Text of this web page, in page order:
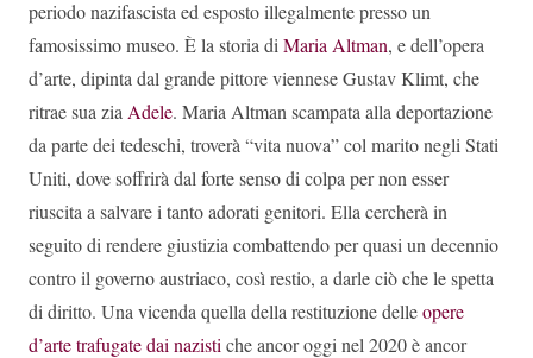
periodo nazifascista ed esposto illegalmente presso un
famosissimo museo. È la storia di Maria Altman, e dell’opera
d’arte, dipinta dal grande pittore viennese Gustav Klimt, che
ritrae sua zia Adele. Maria Altman scampata alla deportazione
da parte dei tedeschi, troverà “vita nuova” col marito negli Stati
Uniti, dove soffrirà dal forte senso di colpa per non esser
riuscita a salvare i tanto adorati genitori. Ella cercherà in
seguito di rendere giustizia combattendo per quasi un decennio
contro il governo austriaco, così restio, a darle ciò che le spetta
di diritto. Una vicenda quella della restituzione delleopere
d’arte trafugate dai nazisti che ancor oggi nel 2020 è ancor